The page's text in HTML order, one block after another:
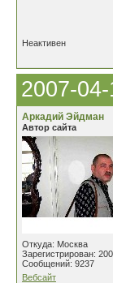
Неактивен
2007-
Аркадий Эйдман
Автор сайта
Откуда: Москва
Зарегистрирован:
Сообщений: 9237
Вебсайт